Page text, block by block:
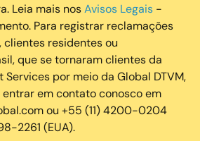
Leia mais nosAvisos Legais -
Para registrar reclamações
residentes ou
que se tornaram clientes da
Services por meio da Global DTVM,
em contato conosco em
ou +55 (11) 4200-0204
2261 (EUA).